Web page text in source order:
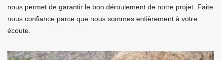
nous permet de garantir le bon déroulement de notre projet. Faite
nous confiance parce que nous sommes entièrement à votre
écoute.